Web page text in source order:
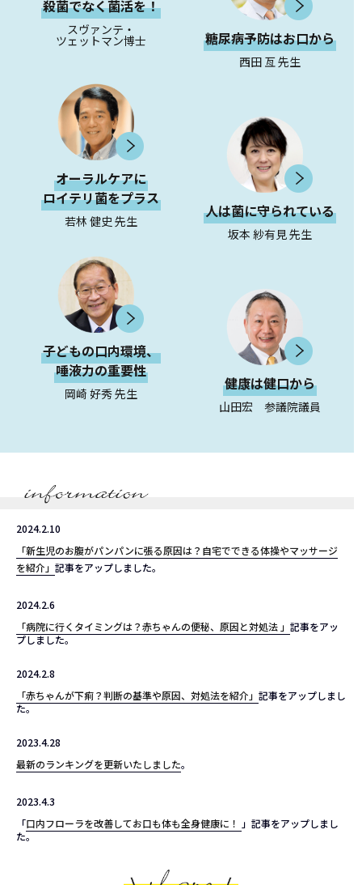
殺菌でなく菌活を！
スヴァンテ・
ツェットマン博士 糖尿病予防はお口から
西田 亙 先生
オーラルケアに
ロイテリ菌をプラス
若林 健史 先生
人は菌に守られている
坂本 紗有見 先生
子どもの口内環境、
唾液力の重要性
岡崎 好秀 先生
健康は健口から
山田宏 参議院議員
2024.2.10
「新生児のお腹がパンパンに張る原因は？自宅でできる体操やマッサージ
を紹介」 記事をアップしました。
2024.2.6
「病院に行くタイミングは？赤ちゃんの便秘、原因と対処法 」 記事をアッ
プしました。
2024.2.8
「赤ちゃんが下痢？判断の基準や原因、対処法を紹介」 記事をアップしまし
た。
2023.4.28
最新のランキングを更新いたしました。
2023.4.3
「口内フローラを改善してお口も体も全身健康に！
」記事をアップしまし
た。